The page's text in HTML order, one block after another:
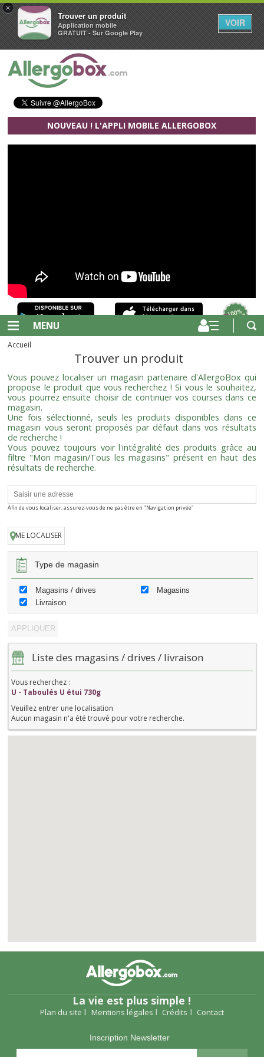
×
Trouver un produit
Application mobile
GRATUIT - Sur Google Play
VOIR
Aller au contenu principal
NOUVEAU ! L'APPLI MOBILE ALLERGOBOX
MENU
Accueil
Trouver un produit
Vous pouvez localiser un magasin partenaire d'AllergoBox qui
propose le produit que vous recherchez ! Si vous le souhaitez,
vous pourrez ensuite choisir de continuer vos courses dans ce
magasin.
Une fois sélectionné, seuls les produits disponibles dans ce
magasin vous seront proposés par défaut dans vos résultats
de recherche !
Vous pouvez toujours voir l'intégralité des produits grâce au
filtre "Mon magasin/Tous les magasins" présent en haut des
résultats de recherche.
Afin de vous localiser, assurez-vous de ne pas être en "Navigation privée"
ME LOCALISER
Type de magasin
Magasins / drives
Magasins
Livraison
Liste des magasins / drives / livraison
Vous recherchez :
U - Taboulés U étui 730g
Veuillez entrer une localisation
Aucun magasin n'a été trouvé pour votre recherche.
La vie est plus simple !
Plan du site Mentions légales Crédits Contact
Inscription Newsletter